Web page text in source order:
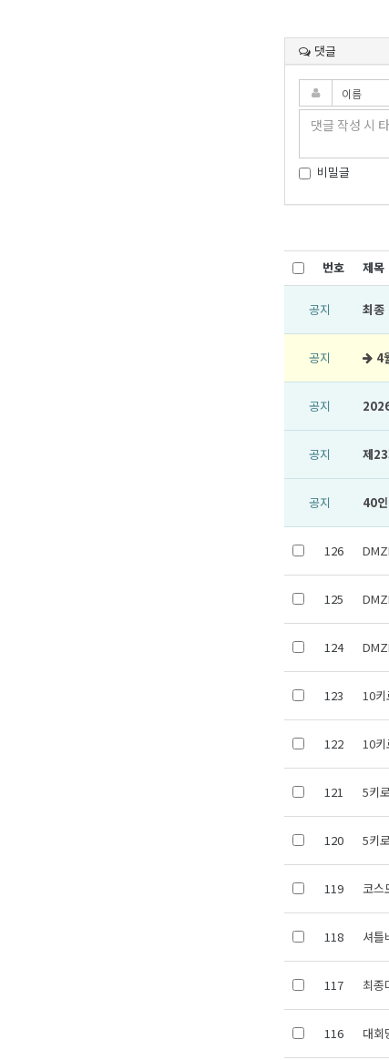
댓글
비밀글
번호 제목
공지 최종
공지 4
공지
공지 제
공지 40
126
125
124
123 10
122 10
121 5키
120 5키
119 코스
118 셔틀
117 최종
116 대회